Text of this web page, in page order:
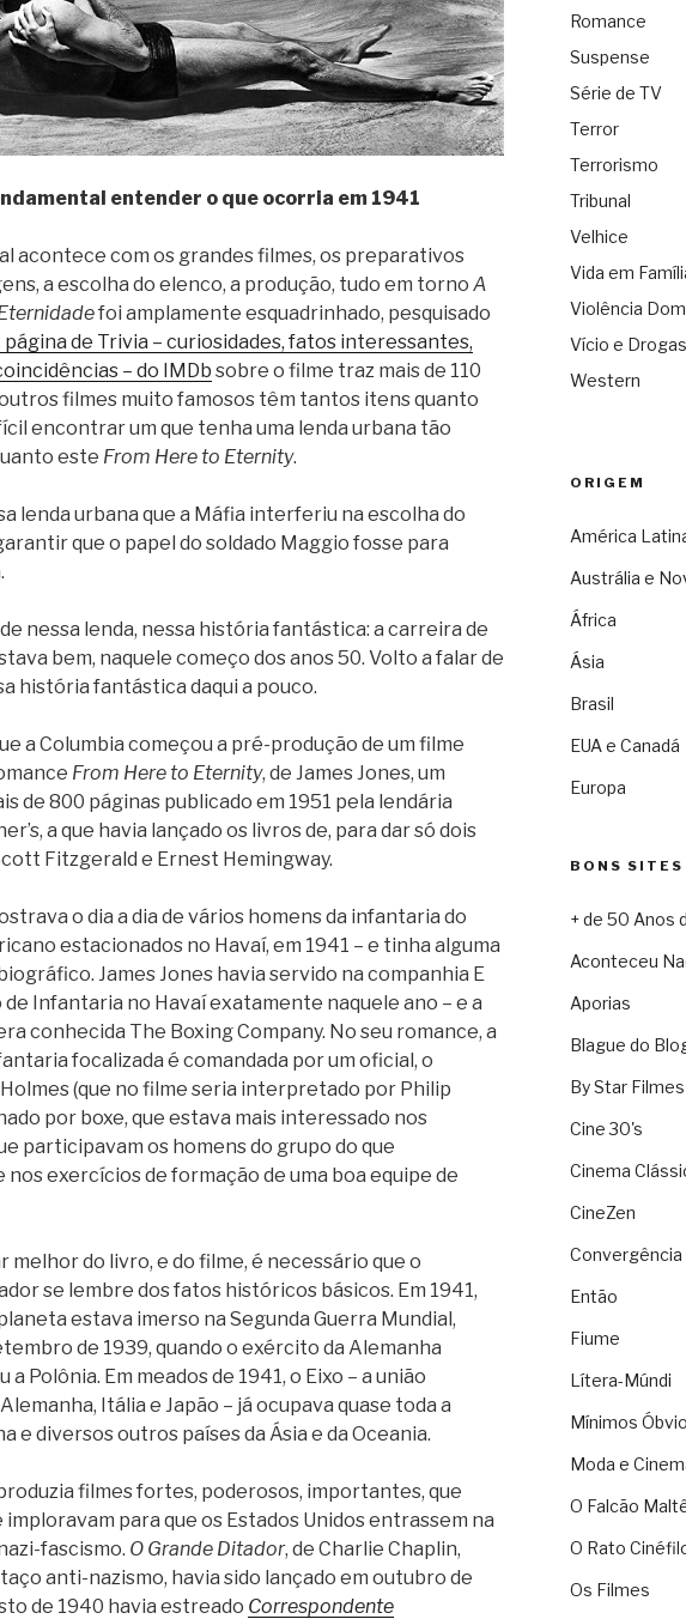
entender o que ocorria em 1941
acontece com os grandes filmes, os preparativos
a escolha do elenco, a produção, tudo em torno A
foi amplamente esquadrinhado, pesquisado
página de Trivia – curiosidades, fatos interessantes,
– do IMDb sobre o filme traz mais de 110
filmes muito famosos têm tantos itens quanto
encontrar um que tenha uma lenda urbana tão
este From Here to Eternity.
lenda urbana que a Máfia interferiu na escolha do
que o papel do soldado Maggio fosse para
nessa lenda, nessa história fantástica: a carreira de
bem, naquele começo dos anos 50. Volto a falar de
história fantástica daqui a pouco.
a Columbia começou a pré-produção de um filme
From Here to Eternity, de James Jones, um
de 800 páginas publicado em 1951 pela lendária
a que havia lançado os livros de, para dar só dois
Fitzgerald e Ernest Hemingway.
o dia a dia de vários homens da infantaria do
estacionados no Havaí, em 1941 – e tinha alguma
James Jones havia servido na companhia E
de Infantaria no Havaí exatamente naquele ano – e a
conhecida The Boxing Company. No seu romance, a
focalizada é comandada por um oficial, o
(que no filme seria interpretado por Philip
por boxe, que estava mais interessado nos
participavam os homens do grupo do que
exercícios de formação de uma boa equipe de
melhor do livro, e do filme, é necessário que o
se lembre dos fatos históricos básicos. Em 1941,
estava imerso na Segunda Guerra Mundial,
de 1939, quando o exército da Alemanha
a Polônia. Em meados de 1941, o Eixo – a união
Itália e Japão – já ocupava quase toda a
e diversos outros países da Ásia e da Oceania.
filmes fortes, poderosos, importantes, que
para que os Estados Unidos entrassem na
fascismo. O Grande Ditador, de Charlie Chaplin,
anti-nazismo, havia sido lançado em outubro de
de 1940 havia estreado Correspondente
Romance
Suspense
Série de TV
Terror
Terrorismo
Tribunal
Velhice
Vida em
Violência
Vício e Drogas
Western
ORIGEM
América
Austrália e
África
Ásia
Brasil
EUA e Canadá
Europa
BONS SITES
+ de 50 Anos
Aconteceu
Aporias
Blague do
By Star Filmes
Cine 30's
Cinema
CineZen
Convergência
Então
Fiume
Lítera-Múndi
Mínimos
Moda e
O Falcão
O Rato
Os Filmes